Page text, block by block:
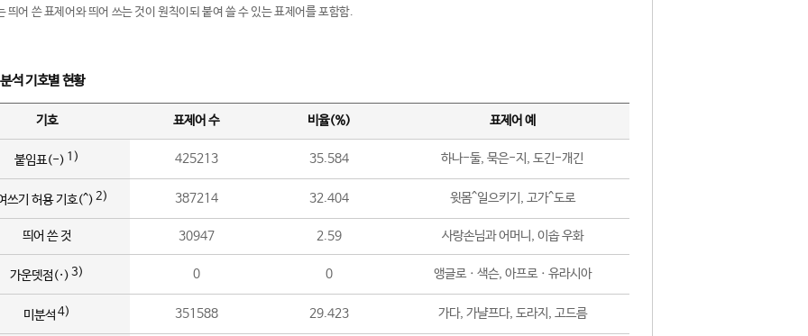
띄어 쓴 표제어와 띄어 쓰는 것이 원칙이되 붙여 쓸 수 있는 표제어를 포함함.
석 기호별 현황
기호 표제어 수 비율(%) 표제어 예
붙임표(-) 1) 425213 35.584 하나-둘, 묵은-지, 도긴-개긴
쓰기 허용 기호(^) 2) 387214 32.404 윗몸^일으키기, 고가^도로
띄어 쓴 것 30947 2.59 사랑손님과 어머니, 이솝 우화
가운뎃점(·) 3) 0 0 앵글로ㆍ색슨, 아프로ㆍ유라시아
미분석 4) 351588 29.423 가다, 가냘프다, 도라지, 고드름